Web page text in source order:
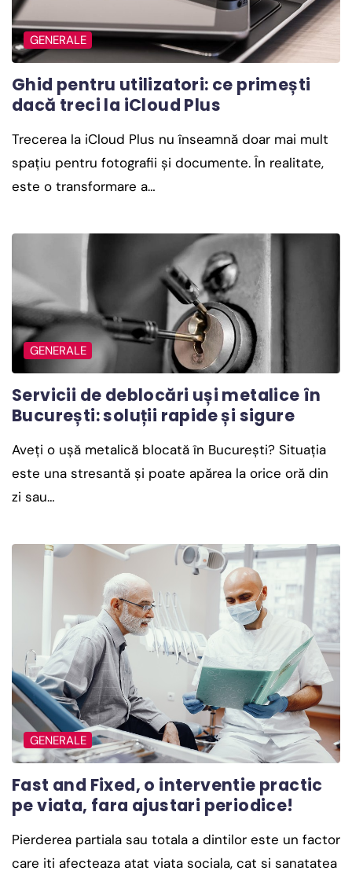
GENERALE
Ghid pentru utilizatori: ce primești
dacă treci la iCloud Plus
Trecerea la iCloud Plus nu înseamnă doar mai mult
spațiu pentru fotografii și documente. În realitate,
este o transformare a…
GENERALE
Servicii de deblocări uși metalice în
București: soluții rapide și sigure
Aveți o ușă metalică blocată în București? Situația
este una stresantă și poate apărea la orice oră din
zi sau…
GENERALE
Fast and Fixed, o interventie practic
pe viata, fara ajustari periodice!
Pierderea partiala sau totala a dintilor este un factor
care iti afecteaza atat viata sociala, cat si sanatatea